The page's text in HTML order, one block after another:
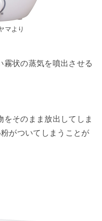
マより
霧状の蒸気を噴出させる
をそのまま放出してしま
がついてしまうことが